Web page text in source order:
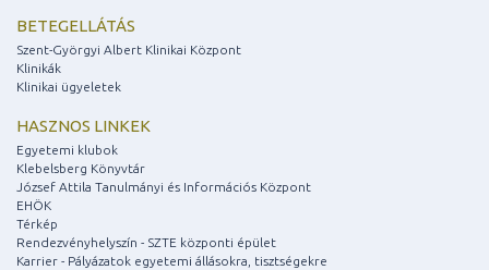
BETEGELLÁTÁS
Szent-Györgyi Albert Klinikai Központ
Klinikák
Klinikai ügyeletek
HASZNOS LINKEK
Egyetemi klubok
Klebelsberg Könyvtár
József Attila Tanulmányi és Információs Központ
EHÖK
Térkép
Rendezvényhelyszín - SZTE központi épület
Karrier - Pályázatok egyetemi állásokra, tisztségekre